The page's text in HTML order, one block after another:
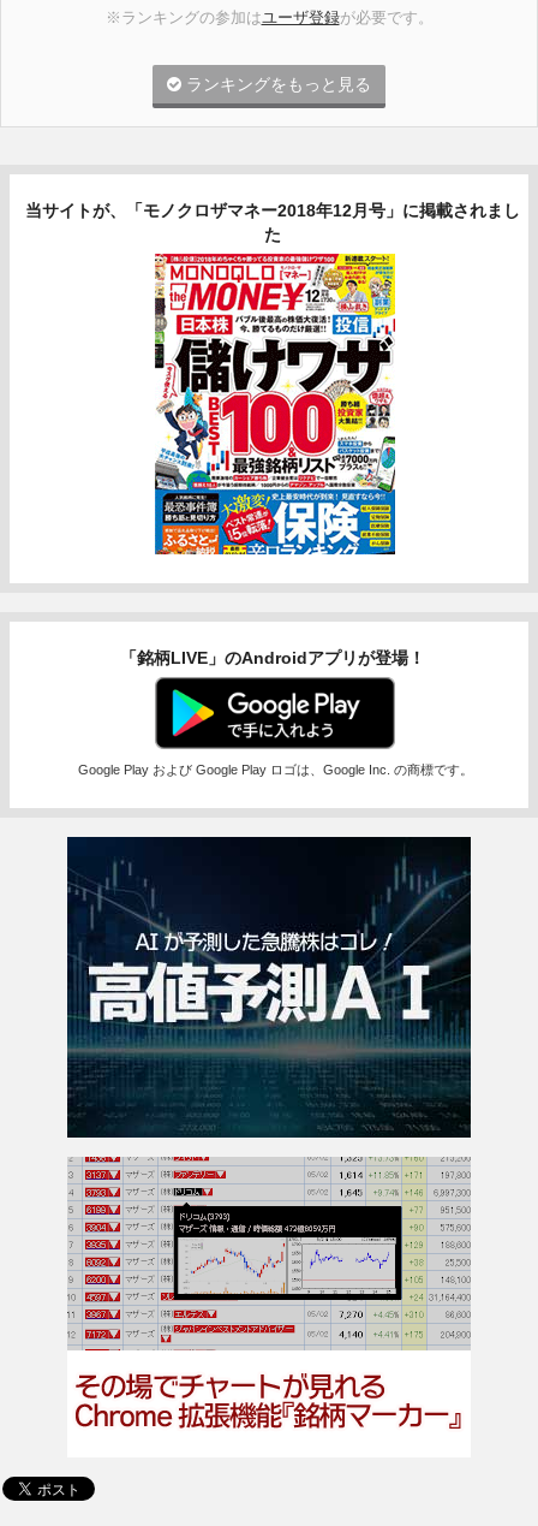
※ランキングの参加はユーザ登録が必要です。
ランキングをもっと見る
当サイトが、「モノクロザマネー2018年12月号」に掲載されまし
た
「銘柄LIVE」のAndroidアプリが登場！
Google Play および Google Play ロゴは、Google Inc. の商標です。